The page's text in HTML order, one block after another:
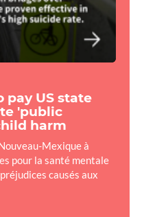
pay US state
'public
harm
Mexique à
pour la santé mentale
causés aux